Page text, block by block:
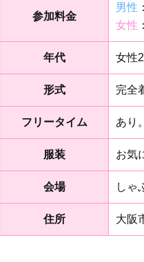
参加料金
男性
女性
年代 女性
形式 完全
フリータイム あり
服装 お気
会場 しゃ
住所 大阪